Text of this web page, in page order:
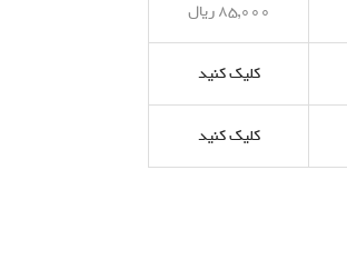
۸۵,۰۰۰ ریال
کلیک کنید
کلیک کنید